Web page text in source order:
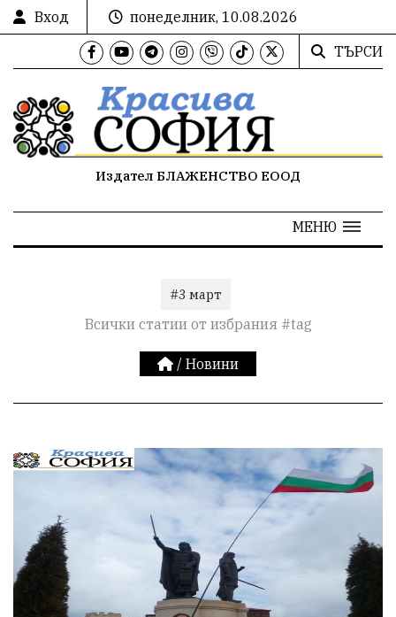
Вход
понеделник, 10.08.2026
ТЪРСИ
Издател БЛАЖЕНСТВО ЕООД
МЕНЮ
#3 март
Всички статии от избрания #tag
/ Новини